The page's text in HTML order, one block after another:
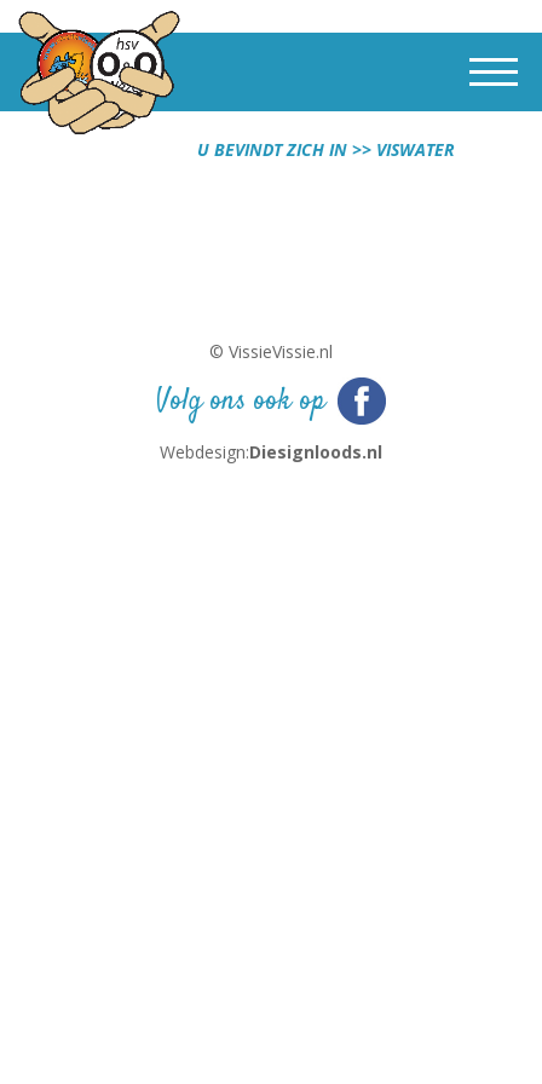
U BEVINDT ZICH IN VISWATER
© VissieVissie.nl
Volg ons ook op
Webdesign:Diesignloods.nl